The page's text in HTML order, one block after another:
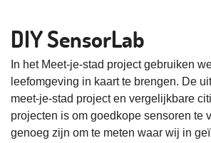
DIY SensorLab
In het Meet-je-stad project gebruiken
leefomgeving in kaart te brengen. De
meet-je-stad project en vergelijkbare
projecten is om goedkope sensoren te
genoeg zijn om te meten waar wij in